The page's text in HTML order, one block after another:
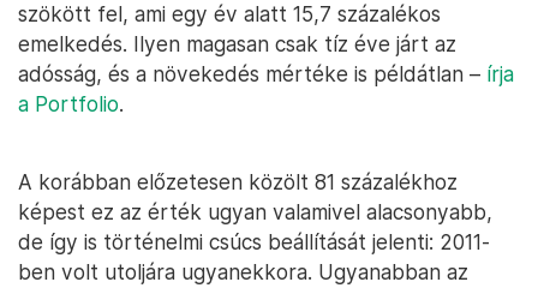
szökött fel, ami egy év alatt 15,7 százalékos
emelkedés. Ilyen magasan csak tíz éve járt az
adósság, és a növekedés mértéke is példátlan – írja
a Portfolio.
A korábban előzetesen közölt 81 százalékhoz
képest ez az érték ugyan valamivel alacsonyabb,
de így is történelmi csúcs beállítását jelenti: 2011-
ben volt utoljára ugyanekkora. Ugyanabban az